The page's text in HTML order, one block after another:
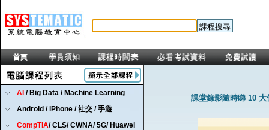
AI / Big Data / Machine Learning
Android / iPhone / 社交 / 手遊
CompTIA/ CLS/ CWNA/ 5G/ Huawei
課堂錄影隨時睇 10 大